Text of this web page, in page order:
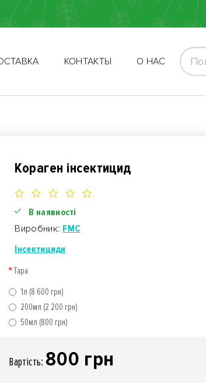
КОНТАКТЫ О НАС
Кораген інсектицид
В наявності
Виробник: FMC
Інсектициди
Тара
1л (8 600 грн)
200мл (2 200 грн)
50мл (800 грн)
Вартiсть: 800 грн